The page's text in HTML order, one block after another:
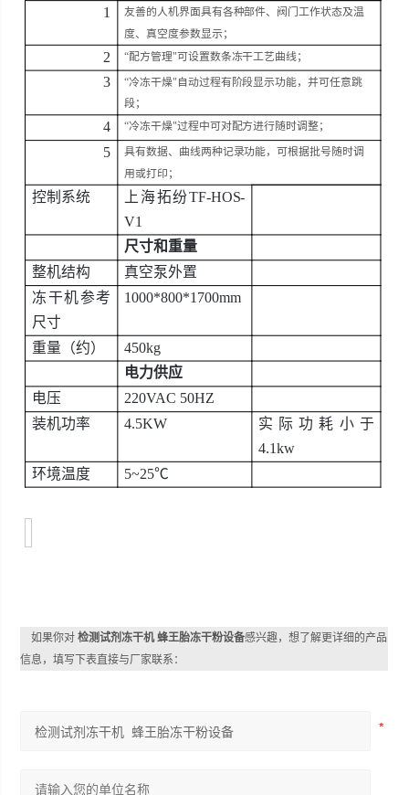
1
友善的人机界面具有各种部件、阀门工作状态及温
度、真空度参数显示；
2 “配方管理"可设置数条冻干工艺曲线；
3
“冷冻干燥"自动过程有阶段显示功能，并可任意跳
段；
4 “冷冻干燥"过程中可对配方进行随时调整；
5 具有数据、曲线两种记录功能，可根据批号随时调
用或打印；
控制系统 上海拓纷TF-HOS-
V1
尺寸和重量
整机结构
真空泵外置
冻干机参考
尺寸
1000*800*1700mm
重量（约） 450kg
电力供应
电压
220VAC 50HZ
装机功率
4.5KW
实际功耗小于
4.1kw
环境温度
5~25℃
如果你对检测试剂冻干机 蜂王胎冻干粉设备感兴趣，想了解更详细的产品
信息，填写下表直接与厂家联系：